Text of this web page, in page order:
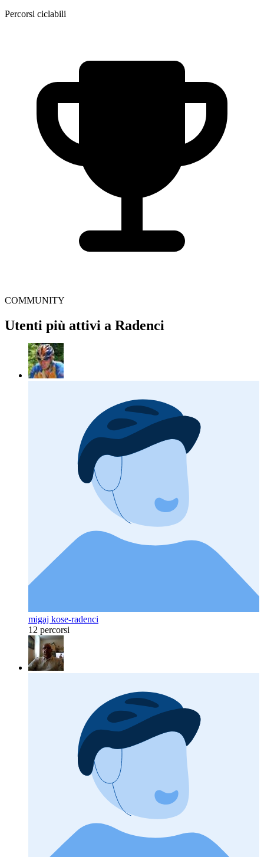
Percorsi ciclabili
COMMUNITY
Utenti più attivi a Radenci
migaj kose-radenci
12 percorsi